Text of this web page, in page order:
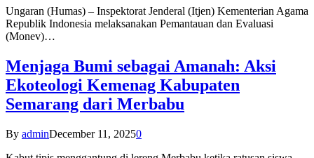
Ungaran (Humas) – Inspektorat Jenderal (Itjen) Kementerian Agama
Republik Indonesia melaksanakan Pemantauan dan Evaluasi
(Monev)…
Menjaga Bumi sebagai Amanah: Aksi
Ekoteologi Kemenag Kabupaten
Semarang dari Merbabu
By adminDecember 11, 20250